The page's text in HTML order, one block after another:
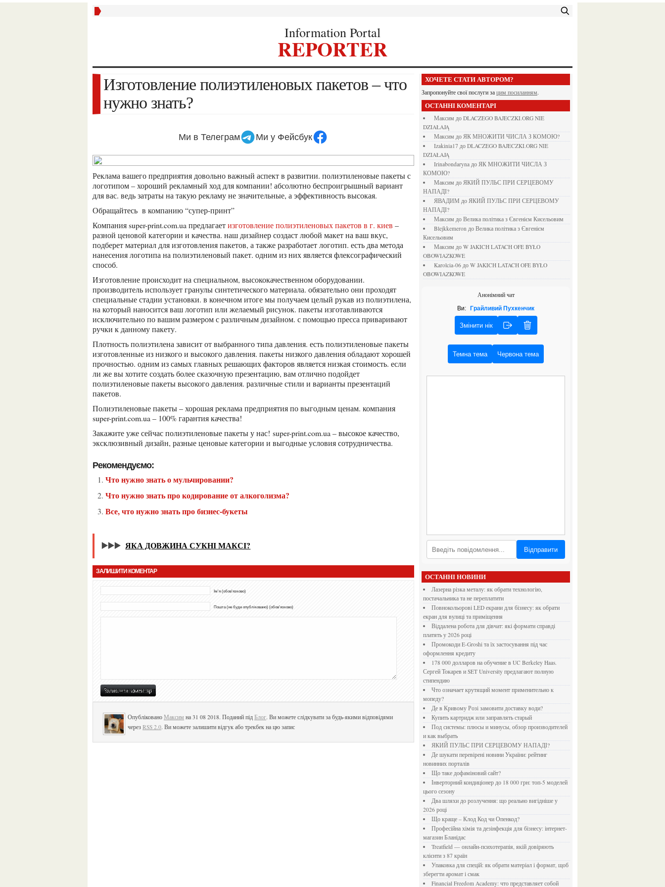
Information Portal
REPORTER
Изготовление полиэтиленовых пакетов – что
нужно знать?
Ми в Телеграм Ми у Фейсбук
реклама вашего предприятия довольно важный аспект в развитии. полиэтиленовые пакеты с
логотипом – хороший рекламный ход для компании! абсолютно беспроигрышный вариант
для вас. ведь затраты на такую рекламу не значительные, а эффективность высокая.
обращайтесь в компанию “супер-принт”
компания super-print.com.ua предлагаетизготовление полиэтиленовых пакетов в г. киев –
разной ценовой категории и качества. наш дизайнер создаст любой макет на ваш вкус,
подберет материал для изготовления пакетов, а также разработает логотип. есть два метода
нанесения логотипа на полиэтиленовый пакет. одним из них является флексографический
способ.
изготовление происходит на специальном, высококачественном оборудовании.
производитель использует гранулы синтетического материала. обязательно они проходят
специальные стадии установки. в конечном итоге мы получаем целый рукав из полиэтилена,
на который наносится ваш логотип или желаемый рисунок. пакеты изготавливаются
исключительно по вашим размером с различным дизайном. с помощью пресса приваривают
ручки к данному пакету.
плотность полиэтилена зависит от выбранного типа давления. есть полиэтиленовые пакеты
изготовленные из низкого и высокого давления. пакеты низкого давления обладают хорошей
прочностью. одним из самых главных решающих факторов является низкая стоимость. если
ли же вы хотите создать более сказочную презентацию, вам отлично подойдет
полиэтиленовые пакеты высокого давления. различные стили и варианты презентаций
пакетов.
полиэтиленовые пакеты – хорошая реклама предприятия по выгодным ценам. компания
super-print.com.ua – 100% гарантия качества!
закажите уже сейчас полиэтиленовые пакеты у нас! super-print.com.ua – высокое качество,
эксклюзивный дизайн, разные ценовые категории и выгодные условия сотрудничества.
Рекомендуємо:
Что нужно знать о мульчировании?
Что нужно знать про кодирование от алкоголизма?
Все, что нужно знать про бизнес-букеты
▶️▶️▶️ ЯКА ДОВЖИНА СУКНІ МАКСІ?
ЗАЛИШИТИ КОМЕНТАР
Ім'я (обов'язково)
Пошта (не буде опубліковано) (обов'язково)
Опубліковано Максим на 31 08 2018. Поданий під Блог. Ви можете слідкувати за будь-якими відповідями
через RSS 2.0. Ви можете залишити відгук або трекбек на цю запис
ХОЧЕТЕ СТАТИ АВТОРОМ?
Запропонуйте свої послуги за цим посиланням.
ОСТАННІ КОМЕНТАРІ
Максим до DLACZEGO BAJECZKI.ORG NIE
DZIAŁAJĄ
Максим до ЯК МНОЖИТИ ЧИСЛА З КОМОЮ?
izakinia17 до DLACZEGO BAJECZKI.ORG NIE
DZIAŁAJĄ
irinabondarynaдо ЯК МНОЖИТИ ЧИСЛА З
КОМОЮ?
Максим до ЯКИЙ ПУЛЬС ПРИ СЕРЦЕВОМУ
НАПАДІ?
ЯВАДИМ до ЯКИЙ ПУЛЬС ПРИ СЕРЦЕВОМУ
НАПАДІ?
Максим до Велика політика з Євгенієм Кисельовим
blejkkemeronдо Велика політика з Євгенієм
Кисельовим
Максим до W JAKICH LATACH OFE BYŁO
OBOWIAZKOWE
karolcia-06до W JAKICH LATACH OFE BYŁO
OBOWIAZKOWE
Анонімний чат
Ви: Грайливий Пухкенчик
Змінити нік
Темна тема Червона тема
Відправити
ОСТАННІ НОВИНИ
Лазерна різка металу: як обрати технологію,
постачальника та не переплатити
Повнокольорові LED екрани для бізнесу: як обрати
екран для вулиці та приміщення
Віддалена робота для дівчат: які формати справді
платять у 2026 році
Промокоди E-Groshi та їх застосування під час
оформлення кредиту
178 000 долларов на обучение в UC Berkeley Haas.
Сергей Токарев и SET University предлагают полную
стипендию
Что означает крутящий момент применительно к
мопеду?
Де в Кривому Розі замовити доставку води?
Купить картридж или заправлять старый
Под системы: плюсы и минусы, обзор производителей
и как выбрать
ЯКИЙ ПУЛЬС ПРИ СЕРЦЕВОМУ НАПАДІ?
Де шукати перевірені новини України: рейтинг
новинних порталів
Що таке дофаміновий сайт?
Інверторний кондиціонер до 18 000 грн: топ-5 моделей
цього сезону
Два шляхи до розлучення: що реально вигідніше у
2026 році
Що краще – Клод Код чи Опенкод?
Професійна хімія та дезінфекція для бізнесу: інтернет-
магазин Бланідас
Treatfield — онлайн-психотерапія, якій довіряють
клієнти з 87 країн
Упаковка для спецій: як обрати матеріал і формат, щоб
зберегти аромат і смак
Financial Freedom Academy: что представляет собой